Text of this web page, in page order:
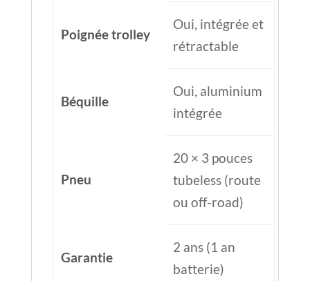
Poignée trolley
Oui, intégrée et
rétractable
Béquille
Oui, aluminium
intégrée
Pneu
20 × 3 pouces
tubeless (route
ou off-road)
Garantie
2 ans (1 an
batterie)